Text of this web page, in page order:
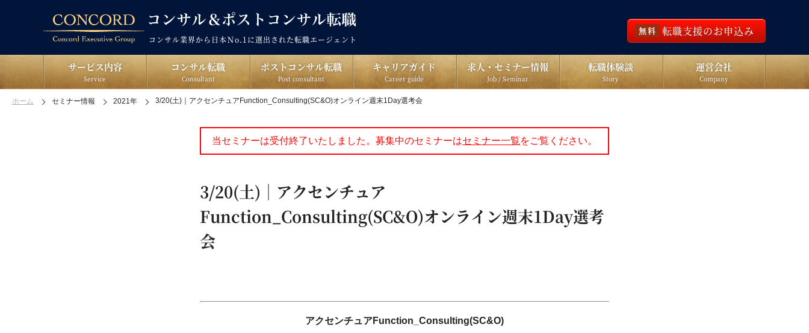
コンサル業界から日本Ｎo.1に選出された転職エージェント
無料 転職支援のお申込み
サービス内容
Service
コンサル転職
Consultant
ポストコンサル転職
Post consultant
キャリアガイド
Career guide
求人・セミナー情報
Job / Seminar
転職体験談
Story
運営会社
Company
ホーム セミナー情報 2021年 3/20(土)｜アクセンチュアFunction_Consulting(SC&O)オンライン週末1Day選考会
当セミナーは受付終了いたしました。募集中のセミナーはセミナー一覧をご覧ください。
3/20(土)｜アクセンチュア
Function_Consulting(SC&O)オンライン週末1Day選考
会
アクセンチュアFunction_Consulting(SC&O)